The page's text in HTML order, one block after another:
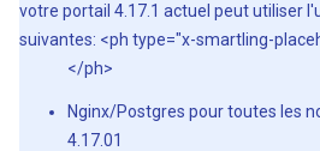
votre portail 4.17.1 actuel peut utiliser
suivantes: <ph type="x-smartling-
</ph>
Nginx/Postgres pour toutes les
4.17.01